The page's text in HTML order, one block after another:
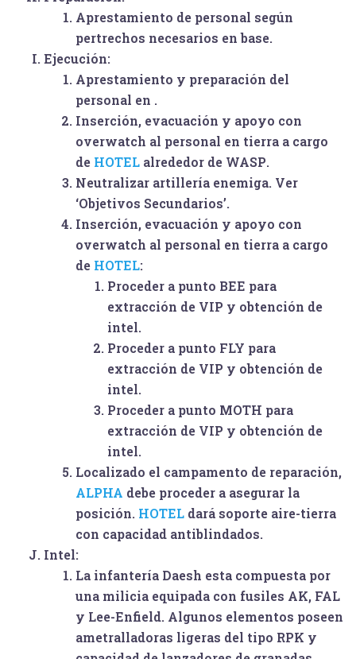
Aprestamiento de personal según
pertrechos necesarios en base.
Ejecución:
Aprestamiento y preparación del
personal en .
Inserción, evacuación y apoyo con
overwatch al personal en tierra a cargo
de HOTEL alrededor de WASP.
Neutralizar artillería enemiga. Ver
‘Objetivos Secundarios’.
Inserción, evacuación y apoyo con
overwatch al personal en tierra a cargo
de HOTEL:
Proceder a punto BEE para
extracción de VIP y obtención de
intel.
Proceder a punto FLY para
extracción de VIP y obtención de
intel.
Proceder a punto MOTH para
extracción de VIP y obtención de
intel.
Localizado el campamento de reparación,
ALPHA debe proceder a asegurar la
posición. HOTEL dará soporte aire-tierra
con capacidad antiblindados.
Intel:
La infantería Daesh esta compuesta por
una milicia equipada con fusiles AK, FAL
y Lee-Enfield. Algunos elementos poseen
ametralladoras ligeras del tipo RPK y